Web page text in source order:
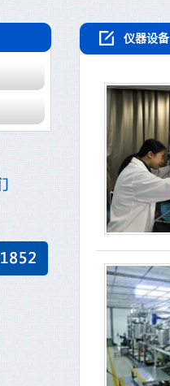
仪器设备